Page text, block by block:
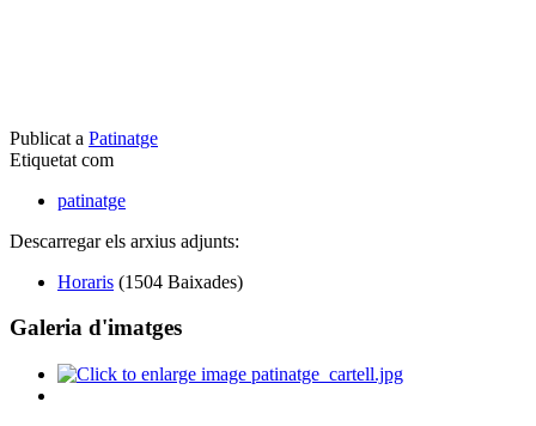
Publicat a Patinatge
Etiquetat com
patinatge
Descarregar els arxius adjunts:
Horaris (1504 Baixades)
Galeria d'imatges